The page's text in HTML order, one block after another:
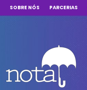
SOBRE NÓS PARCERIAS